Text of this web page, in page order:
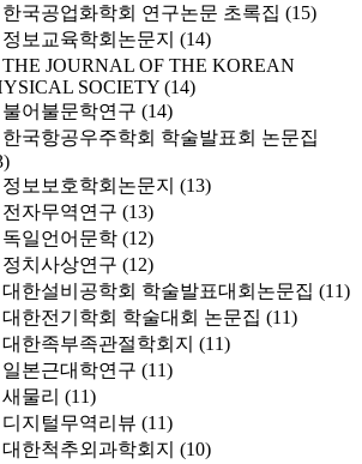
한국공업화학회 연구논문 초록집 (15)
정보교육학회논문지 (14)
THE JOURNAL OF THE KOREAN
SOCIETY (14)
불어불문학연구 (14)
한국항공우주학회 학술발표회 논문집
정보보호학회논문지 (13)
전자무역연구 (13)
독일언어문학 (12)
정치사상연구 (12)
대한설비공학회 학술발표대회논문집 (11)
대한전기학회 학술대회 논문집 (11)
대한족부족관절학회지 (11)
일본근대학연구 (11)
새물리 (11)
디지털무역리뷰 (11)
대한척추외과학회지 (10)